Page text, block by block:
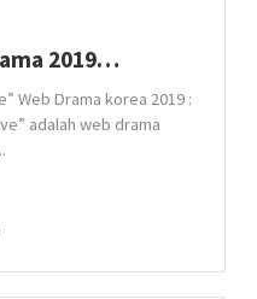
2019…
Web Drama korea 2019 :
adalah web drama